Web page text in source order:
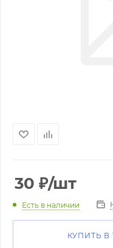
30 ₽/шт
Есть в наличии
КУПИТЬ В